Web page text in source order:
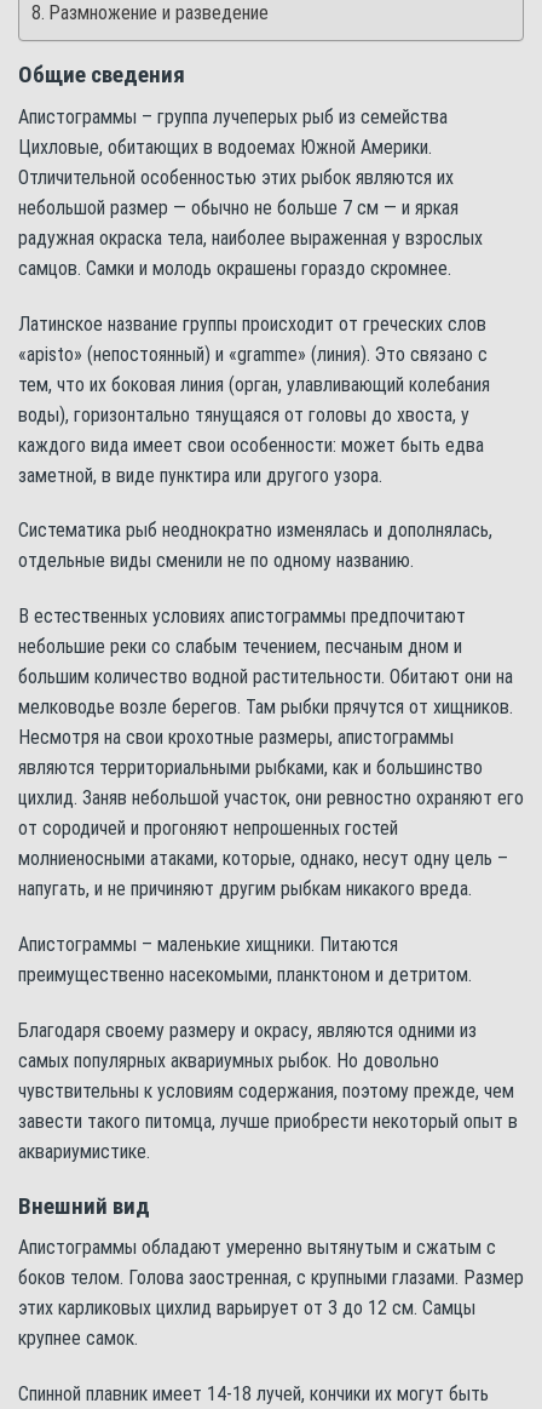
Размножение и разведение
Общие сведения
Апистограммы – группа лучеперых рыб из семейства
Цихловые, обитающих в водоемах Южной Америки.
Отличительной особенностью этих рыбок являются их
небольшой размер — обычно не больше 7 см — и яркая
радужная окраска тела, наиболее выраженная у взрослых
самцов. Самки и молодь окрашены гораздо скромнее.
Латинское название группы происходит от греческих слов
«apisto» (непостоянный) и «gramme» (линия). Это связано с
тем, что их боковая линия (орган, улавливающий колебания
воды), горизонтально тянущаяся от головы до хвоста, у
каждого вида имеет свои особенности: может быть едва
заметной, в виде пунктира или другого узора.
Систематика рыб неоднократно изменялась и дополнялась,
отдельные виды сменили не по одному названию.
В естественных условиях апистограммы предпочитают
небольшие реки со слабым течением, песчаным дном и
большим количество водной растительности. Обитают они на
мелководье возле берегов. Там рыбки прячутся от хищников.
Несмотря на свои крохотные размеры, апистограммы
являются территориальными рыбками, как и большинство
цихлид. Заняв небольшой участок, они ревностно охраняют его
от сородичей и прогоняют непрошенных гостей
молниеносными атаками, которые, однако, несут одну цель –
напугать, и не причиняют другим рыбкам никакого вреда.
Апистограммы – маленькие хищники. Питаются
преимущественно насекомыми, планктоном и детритом.
Благодаря своему размеру и окрасу, являются одними из
самых популярных аквариумных рыбок. Но довольно
чувствительны к условиям содержания, поэтому прежде, чем
завести такого питомца, лучше приобрести некоторый опыт в
аквариумистике.
Внешний вид
Апистограммы обладают умеренно вытянутым и сжатым с
боков телом. Голова заостренная, с крупными глазами. Размер
этих карликовых цихлид варьирует от 3 до 12 см. Самцы
крупнее самок.
Спинной плавник имеет 14-18 лучей, кончики их могут быть